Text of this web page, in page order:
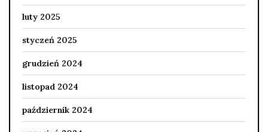
luty 2025
styczeń 2025
grudzień 2024
listopad 2024
październik 2024